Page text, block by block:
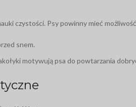
czystości. Psy powinny mieć
snem.
motywują psa do powtarzania